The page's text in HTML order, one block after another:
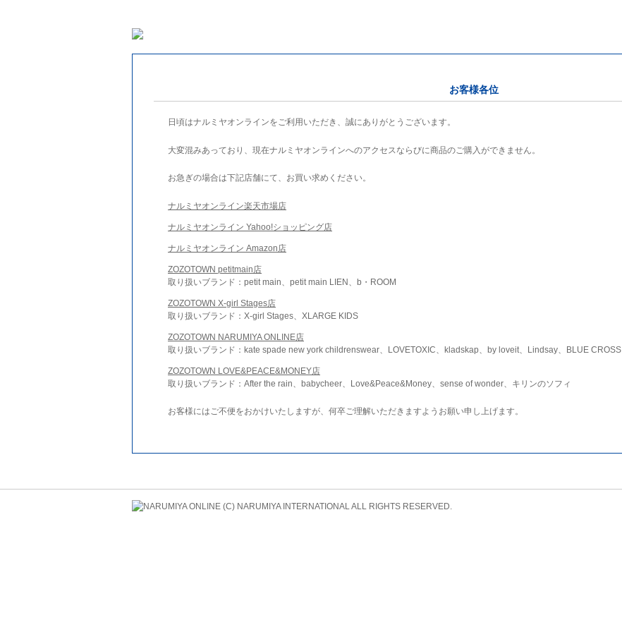
お客様各位
日頃はナルミヤオンラインをご利用いただき、誠にありがとうございます。
大変混みあっており、現在ナルミヤオンラインへのアクセスならびに商品のご購入ができません。
お急ぎの場合は下記店舗にて、お買い求めください。
ナルミヤオンライン楽天市場店
ナルミヤオンライン Yahoo!ショッピング店
ナルミヤオンライン Amazon店
ZOZOTOWN petitmain店
取り扱いブランド：petit main、petit main LIEN、b・ROOM
ZOZOTOWN X-girl Stages店
取り扱いブランド：X-girl Stages、XLARGE KIDS
ZOZOTOWN NARUMIYA ONLINE店
取り扱いブランド：kate spade new york childrenswear、LOVETOXIC、kladskap、by loveit、Lindsay、BLUE CROSS
ZOZOTOWN LOVE&PEACE&MONEY店
取り扱いブランド：After the rain、babycheer、Love&Peace&Money、sense of wonder、キリンのソフィ
お客様にはご不便をおかけいたしますが、何卒ご理解いただきますようお願い申し上げます。